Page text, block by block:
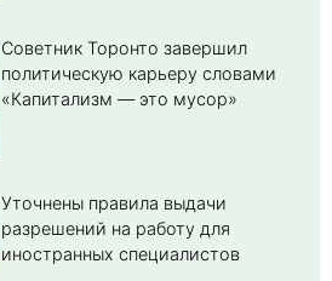
Советник Торонто завершил
политическую карьеру словами
«Капитализм — это мусор»
Уточнены правила выдачи
разрешений на работу для
иностранных специалистов